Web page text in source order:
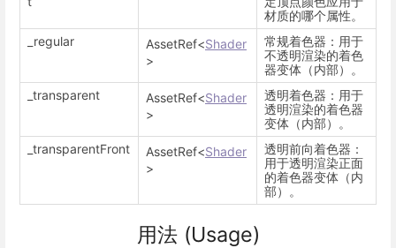
材质的哪个属性。
_regular
AssetRef<Shader
>
常规着色器：用于
不透明渲染的着色
器变体（内部）。
_transparent
AssetRef<Shader
>
透明着色器：用于
透明渲染的着色器
变体（内部）。
_transparentFront
AssetRef<Shader
>
透明前向着色器：
用于透明渲染正面
的着色器变体（内
部）。
用法 (Usage)